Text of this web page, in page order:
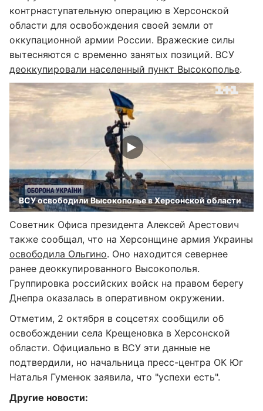
контрнаступательную операцию в Херсонской
области для освобождения своей земли от
оккупационной армии России. Вражеские силы
вытесняются с временно занятых позиций. ВСУ
деоккупировали населенный пункт Высокополье.
ВСУ освободили Высокополье в Херсонской области
Советник Офиса президента Алексей Арестович
также сообщал, что на Херсонщине армия Украины
освободила Ольгино. Оно находится севернее
ранее деоккупированного Высокополья.
Группировка российских войск на правом берегу
Днепра оказалась в оперативном окружении.
Отметим, 2 октября в соцсетях сообщили об
освобождении села Крещеновка в Херсонской
области. Официально в ВСУ эти данные не
подтвердили, но начальница пресс-центра ОК Юг
Наталья Гуменюк заявила, что "успехи есть".
Другие новости: